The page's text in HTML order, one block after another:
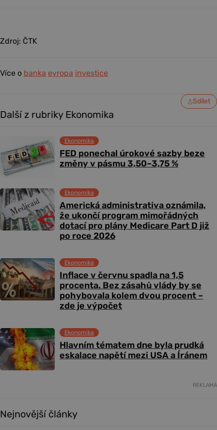
Zdroj: ČTK
Více o banka evropa investice
Sdílet
Další z rubriky Ekonomika
FED ponechal úrokové sazby beze
změny v pásmu 3,50–3,75 %
Ekonomika
Americká administrativa oznámila,
že ukončí program mimořádných
dotací pro plány Medicare Part D již
po roce 2026
Ekonomika
Inflace v červnu spadla na 1,5
procenta. Bez zásahů vlády by se
pohybovala kolem dvou procent –
zde je výpočet
Ekonomika
Hlavním tématem dne byla prudká
eskalace napětí mezi USA a Íránem
Ekonomika
REKLAMA
Nejnovější články